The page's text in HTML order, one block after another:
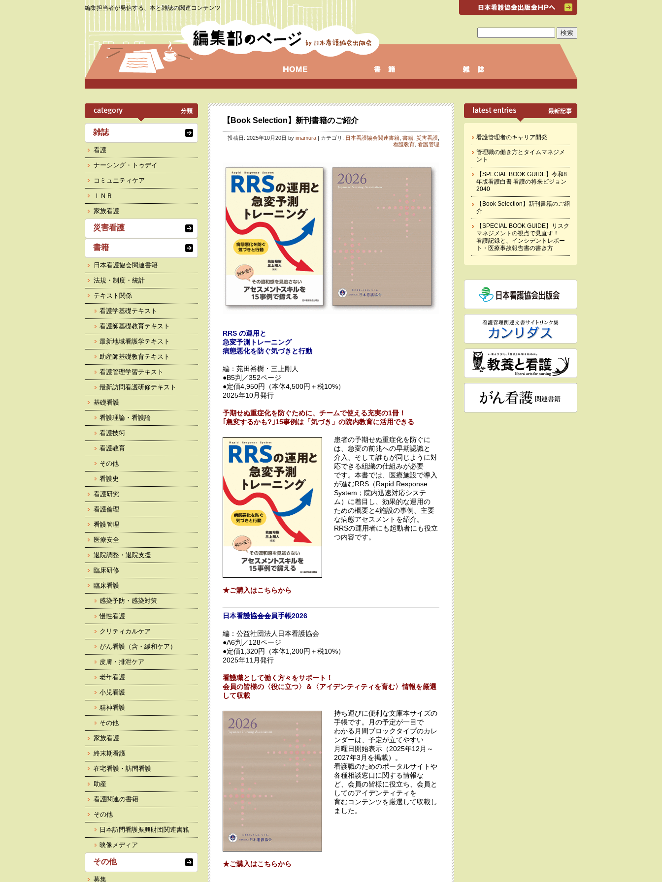
編集担当者が発信する、本と雑誌の関連コンテンツ
【Book Selection】新刊書籍のご紹介
投稿日: 2025年10月20日 by imamura | カテゴリ: 日本看護協会関連書籍 書籍 災害看護
看護教育 看護管理
RRS の運用と
急変予測トレーニング
病態悪化を防ぐ気づきと行動
編：苑田裕樹・三上剛人
●B5判／352ページ
●定価4,950円（本体4,500円＋税10%）
2025年10月発行
予期せぬ重症化を防ぐために、チームで使える充実の1冊！
｢急変するかも?｣15事例は「気づき」の院内教育に活用できる
患者の予期せぬ重症化を防ぐに
は、急変の前兆への早期認識と
介入、そして誰もが同じように対
応できる組織の仕組みが必要
です。本書では、医療施設で導入
が進むRRS（Rapid Response
System；院内迅速対応システ
ム）に着目し、効果的な運用の
ための概要と4施設の事例、主要
な病態アセスメントを紹介。
RRSの運用者にも起動者にも役立
つ内容です。
★ご購入はこちらから
日本看護協会会員手帳2026
編：公益社団法人日本看護協会
●A6判／128ページ
●定価1,320円（本体1,200円＋税10%）
2025年11月発行
看護職として働く方々をサポート！
会員の皆様の〈役に立つ〉＆〈アイデンティティを育む〉情報を厳選
して収載
持ち運びに便利な文庫本サイズの
手帳です。月の予定が一目で
わかる月間ブロックタイプのカレ
ンダーは、予定が立てやすい
月曜日開始表示（2025年12月～
2027年3月を掲載）。
看護職のためのポータルサイトや
各種相談窓口に関する情報な
ど、会員の皆様に役立ち、会員と
してのアイデンティティを
育むコンテンツを厳選して収載し
ました。
★ご購入はこちらから
雑誌
看護
ナーシング・トゥデイ
コミュニティケア
ＩＮＲ
家族看護
災害看護
書籍
日本看護協会関連書籍
法規・制度・統計
テキスト関係
看護学基礎テキスト
看護師基礎教育テキスト
最新地域看護学テキスト
助産師基礎教育テキスト
看護管理学習テキスト
最新訪問看護研修テキスト
基礎看護
看護理論・看護論
看護技術
看護教育
その他
看護史
看護研究
看護倫理
看護管理
医療安全
退院調整・退院支援
臨床研修
臨床看護
感染予防・感染対策
慢性看護
クリティカルケア
がん看護（含・緩和ケア）
皮膚・排泄ケア
老年看護
小児看護
精神看護
その他
家族看護
終末期看護
在宅看護・訪問看護
助産
看護関連の書籍
その他
日本訪問看護振興財団関連書籍
映像メディア
その他
募集
看護管理者のキャリア開発
管理職の働き方とタイムマネジメ
ント
【SPECIAL BOOK GUIDE】令和8
年版看護白書 看護の将来ビジョン
2040
【Book Selection】新刊書籍のご紹
介
【SPECIAL BOOK GUIDE】リスク
マネジメントの視点で見直す！
看護記録と、インシデントレポー
ト・医療事故報告書の書き方